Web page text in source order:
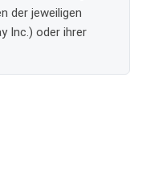
der jeweiligen
Inc.) oder ihrer